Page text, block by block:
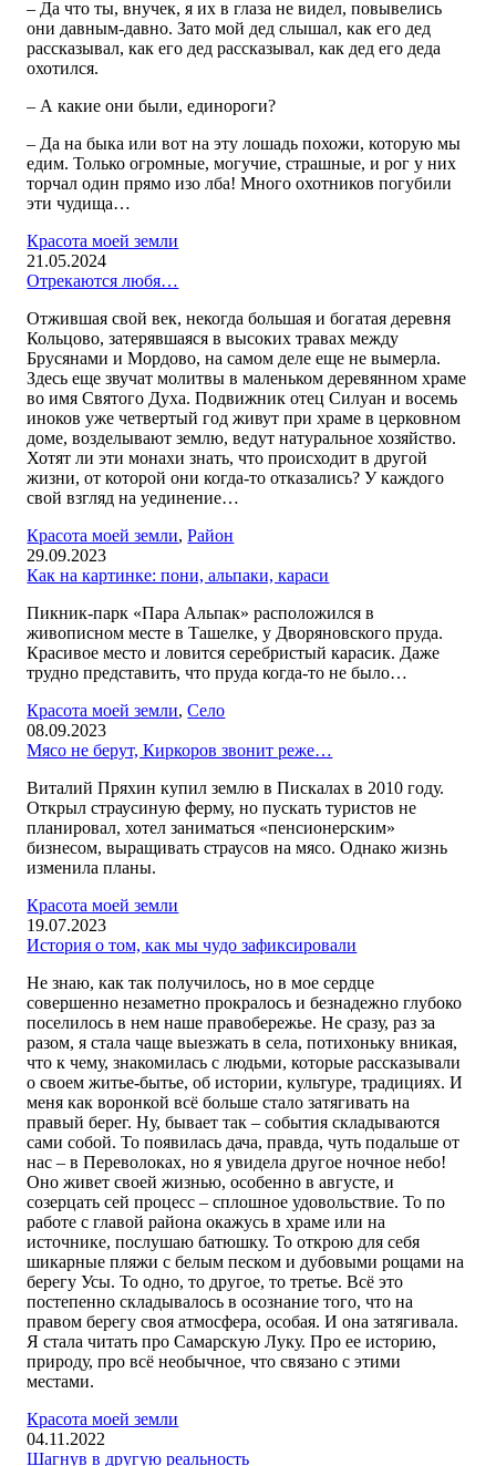
– Да что ты, внучек, я их в глаза не видел, повывелись
они давным-давно. Зато мой дед слышал, как его дед
рассказывал, как его дед рассказывал, как дед его деда
охотился.
– А какие они были, единороги?
– Да на быка или вот на эту лошадь похожи, которую мы
едим. Только огромные, могучие, страшные, и рог у них
торчал один прямо изо лба! Много охотников погубили
эти чудища…
Красота моей земли
21.05.2024
Отрекаются любя…
Отжившая свой век, некогда большая и богатая деревня
Кольцово, затерявшаяся в высоких травах между
Брусянами и Мордово, на самом деле еще не вымерла.
Здесь еще звучат молитвы в маленьком деревянном храме
во имя Святого Духа. Подвижник отец Силуан и восемь
иноков уже четвертый год живут при храме в церковном
доме, возделывают землю, ведут натуральное хозяйство.
Хотят ли эти монахи знать, что происходит в другой
жизни, от которой они когда-то отказались? У каждого
свой взгляд на уединение…
Красота моей земли,Район
29.09.2023
Как на картинке: пони, альпаки, караси
Пикник-парк «Пара Альпак» расположился в
живописном месте в Ташелке, у Дворяновского пруда.
Красивое место и ловится серебристый карасик. Даже
трудно представить, что пруда когда-то не было…
Красота моей земли,Село
08.09.2023
Мясо не берут, Киркоров звонит реже…
Виталий Пряхин купил землю в Пискалах в 2010 году.
Открыл страусиную ферму, но пускать туристов не
планировал, хотел заниматься «пенсионерским»
бизнесом, выращивать страусов на мясо. Однако жизнь
изменила планы.
Красота моей земли
19.07.2023
История о том, как мы чудо зафиксировали
Не знаю, как так получилось, но в мое сердце
совершенно незаметно прокралось и безнадежно глубоко
поселилось в нем наше правобережье. Не сразу, раз за
разом, я стала чаще выезжать в села, потихоньку вникая,
что к чему, знакомилась с людьми, которые рассказывали
о своем житье-бытье, об истории, культуре, традициях. И
меня как воронкой всё больше стало затягивать на
правый берег. Ну, бывает так – события складываются
сами собой. То появилась дача, правда, чуть подальше от
нас – в Переволоках, но я увидела другое ночное небо!
Оно живет своей жизнью, особенно в августе, и
созерцать сей процесс – сплошное удовольствие. То по
работе с главой района окажусь в храме или на
источнике, послушаю батюшку. То открою для себя
шикарные пляжи с белым песком и дубовыми рощами на
берегу Усы. То одно, то другое, то третье. Всё это
постепенно складывалось в осознание того, что на
правом берегу своя атмосфера, особая. И она затягивала.
Я стала читать про Самарскую Луку. Про ее историю,
природу, про всё необычное, что связано с этими
местами.
Красота моей земли
04.11.2022
Шагнув в другую реальность